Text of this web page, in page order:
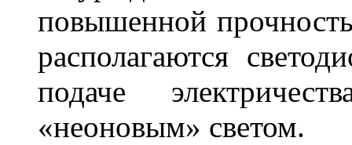
повышенной
располагаются
подаче
«неоновым» светом.